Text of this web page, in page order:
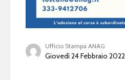
Ufficio Stampa ANAG
Giovedì 24 Febbraio 2022